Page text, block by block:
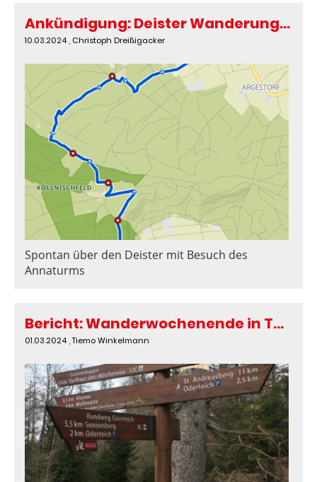
Ankündigung: Deister Wanderung am Sonntag, 17. März 2024
10.03.2024 , Christoph Dreißigacker
Spontan über den Deister mit Besuch des
Annaturms
Bericht: Wanderwochenende in Torfhaus / Harz
01.03.2024 , Tiemo Winkelmann